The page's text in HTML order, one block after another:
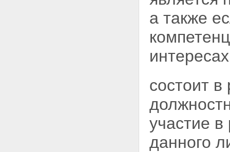
а также
состоит
участие
данного